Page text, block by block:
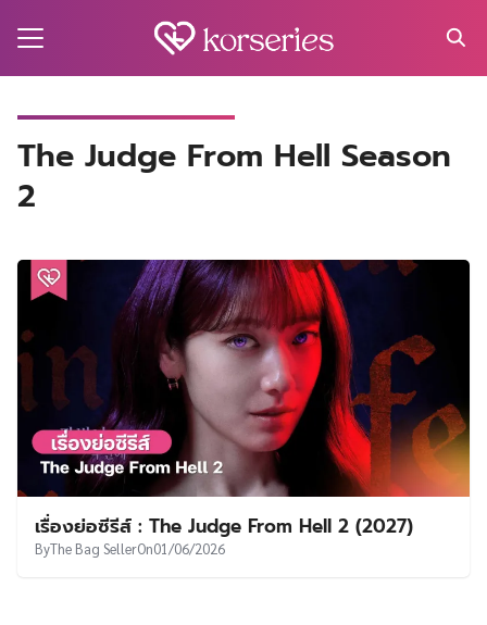
The Judge From Hell Season
2
เรื่องย่อซีรีส์ : The Judge From Hell 2 (2027)
ByThe Bag SellerOn01/06/2026